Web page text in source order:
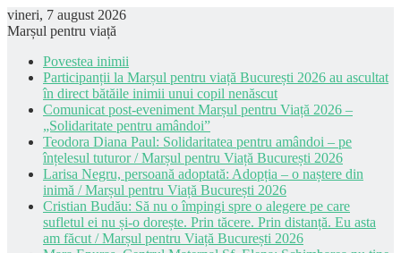
vineri, 7 august 2026
Marșul pentru viață
Povestea inimii
Participanții la Marșul pentru viață București 2026 au ascultat
în direct bătăile inimii unui copil nenăscut
Comunicat post-eveniment Marșul pentru Viață 2026 –
„Solidaritate pentru amândoi”
Teodora Diana Paul: Solidaritatea pentru amândoi – pe
înțelesul tuturor / Marșul pentru Viață București 2026
Larisa Negru, persoană adoptată: Adopția – o naștere din
inimă / Marșul pentru Viață București 2026
Cristian Budău: Să nu o împingi spre o alegere pe care
sufletul ei nu și-o dorește. Prin tăcere. Prin distanță. Eu asta
am făcut / Marșul pentru Viață București 2026